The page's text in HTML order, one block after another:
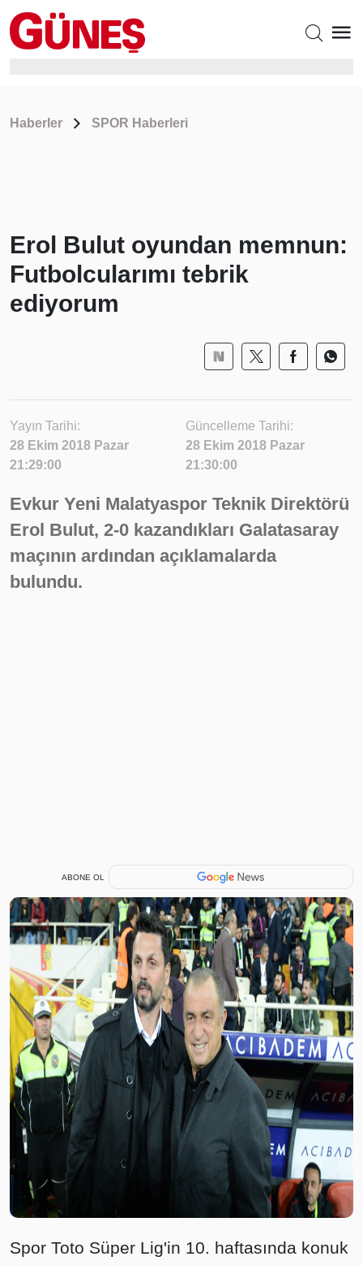
Haberler SPOR Haberleri
Erol Bulut oyundan memnun:
Futbolcularımı tebrik
ediyorum
Yayın Tarihi:
28 Ekim 2018 Pazar
21:29:00
Güncelleme Tarihi:
28 Ekim 2018 Pazar
21:30:00
Evkur Yeni Malatyaspor Teknik Direktörü
Erol Bulut, 2-0 kazandıkları Galatasaray
maçının ardından açıklamalarda
bulundu.
ABONE OL
Spor Toto Süper Lig'in 10. haftasında konuk